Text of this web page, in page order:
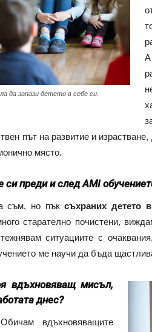
да запази детето в себе си.
А
път на развитие и
място.
си преди и след AMI
съм, но пъксъхраних детето
старателно почистени,
ситуациите с
ме научи да бъда
вдъхновяващ мисъл,
днес?
вдъхновяващите